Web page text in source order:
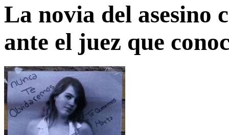
La novia del asesino
ante el juez que